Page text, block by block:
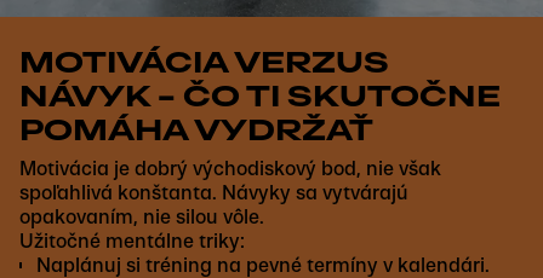
MOTIVÁCIA VERZUS
NÁVYK – ČO TI SKUTOČNE
POMÁHA VYDRŽAŤ
Motivácia je dobrý východiskový bod, nie však
spoľahlivá konštanta. Návyky sa vytvárajú
opakovaním, nie silou vôle.
Užitočné mentálne triky:
Naplánuj si tréning na pevné termíny v kalendári.